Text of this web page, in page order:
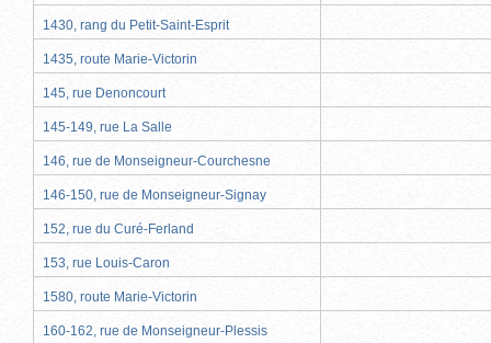
1430, rang du Petit-Saint-Esprit
1435, route Marie-Victorin
145, rue Denoncourt
145-149, rue La Salle
146, rue de Monseigneur-Courchesne
146-150, rue de Monseigneur-Signay
152, rue du Curé-Ferland
153, rue Louis-Caron
1580, route Marie-Victorin
160-162, rue de Monseigneur-Plessis